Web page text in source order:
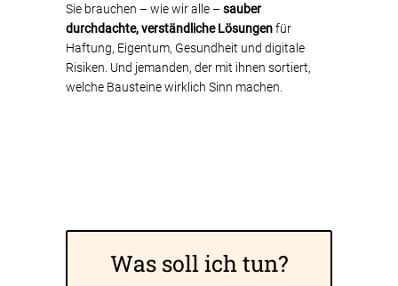
Sie brauchen – wie wir alle – sauber
durchdachte, verständliche Lösungenfür
Haftung, Eigentum, Gesundheit und digitale
Risiken. Und jemanden, der mit ihnen sortiert,
welche Bausteine wirklich Sinn machen.
Was soll ich tun?